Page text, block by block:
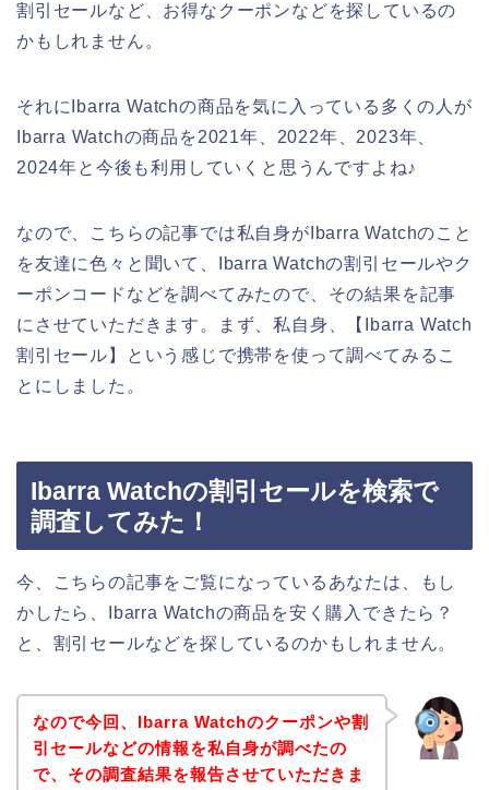
割引セールなど、お得なクーポンなどを探しているの
かもしれません。
それにIbarra Watchの商品を気に入っている多くの人が
Ibarra Watchの商品を2021年、2022年、2023年、
2024年と今後も利用していくと思うんですよね♪
なので、こちらの記事では私自身がIbarra Watchのこと
を友達に色々と聞いて、Ibarra Watchの割引セールやク
ーポンコードなどを調べてみたので、その結果を記事
にさせていただきます。まず、私自身、【Ibarra Watch
割引セール】という感じで携帯を使って調べてみるこ
とにしました。
Ibarra Watchの割引セールを検索で
調査してみた！
今、こちらの記事をご覧になっているあなたは、もし
かしたら、Ibarra Watchの商品を安く購入できたら？
と、割引セールなどを探しているのかもしれません。
なので今回、Ibarra Watchのクーポンや割
引セールなどの情報を私自身が調べたの
で、その調査結果を報告させていただきま